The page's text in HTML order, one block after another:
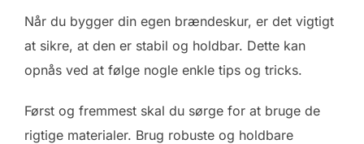
Når du bygger din egen brændeskur, er det vigtigt
at sikre, at den er stabil og holdbar. Dette kan
opnås ved at følge nogle enkle tips og tricks.
Først og fremmest skal du sørge for at bruge de
rigtige materialer. Brug robuste og holdbare